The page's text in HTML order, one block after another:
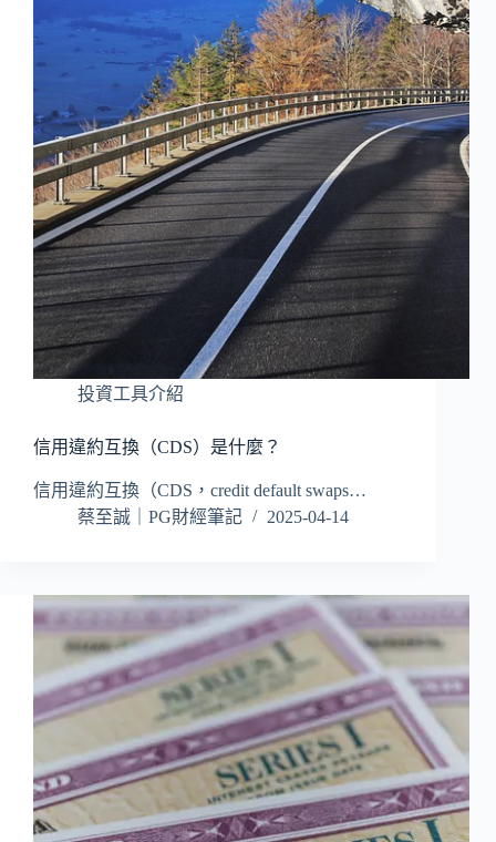
投資工具介紹
信用違約互換（CDS）是什麼？
信用違約互換（CDS，credit default swaps…
蔡至誠｜PG財經筆記
2025-04-14